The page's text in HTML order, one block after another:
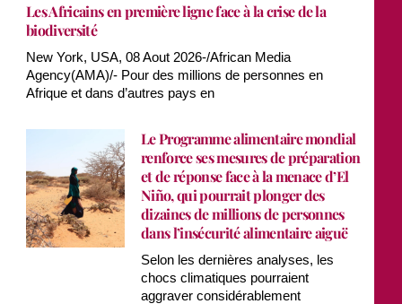
Les Africains en première ligne face à la crise de la
biodiversité
New York, USA, 08 Aout 2026-/African Media
Agency(AMA)/- Pour des millions de personnes en
Afrique et dans d’autres pays en
Le Programme alimentaire mondial
renforce ses mesures de préparation
et de réponse face à la menace d’El
Niño, qui pourrait plonger des
dizaines de millions de personnes
dans l’insécurité alimentaire aiguë
Selon les dernières analyses, les
chocs climatiques pourraient
aggraver considérablement